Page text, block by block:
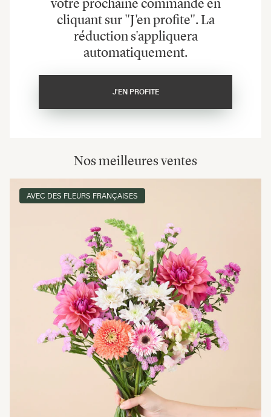
votre prochaine commande en
cliquant sur "J'en profite". La
réduction s'appliquera
automatiquement.
J'EN PROFITE
Nos meilleures ventes
AVEC DES FLEURS FRANÇAISES